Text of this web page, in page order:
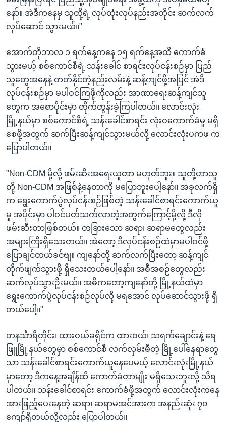
နော်။ အဲဒီကနေမှ သူတို့ရဲ့ လုပ်ထုံးလုပ်နည်းအတိုင်း ဆက်လက်
လုပ်ဆောင် သွားမယ်။"
အောက်တိုဘာလ ၁ ရက်နေ့ကနေ ၁၅ ရက်နေ့အထိ ကောက်ခံ
သွားမယ့် စစ်ကောင်စီရဲ့ သန်းခေါင် စာရင်းလုပ်ငန်းစဉ်မှာ ပြည်
သူတွေအနေနဲ့ တတ်နိုင်တဲ့နည်းလမ်းနဲ့ ဆန့်ကျင်ဖို့အပြင် အဲဒီ
လုပ်ငန်းစဉ်မှာ မပါဝင်ကြဖို့ကိုလည်း အာဏာရေးဆန့်ကျင်သူ
တွေက အစောပိုင်းမှာ တိုက်တွန်းခဲ့ကြပါတယ်။ လောင်းလုံး
မြို့နယ်မှာ စစ်ကောင်စီရဲ့ သန်းခေါင်စာရင်း လုံးဝကောက်ခံမှု မရှိ
စေဖို့အတွက် ဆက်ပြီးဆန့်ကျင်သွားမယ်လို့ လောင်းလုံးပကဖ က
ပြောပါတယ်။
"Non-CDM မို့လို့ ဖမ်းဆီးအရေးယူတာ မဟုတ်ဘူး။ သူတို့ဟာသူ
တို့ Non-CDM အဖြစ်နဲ့နေတာကို မပြောဘူးပေါ့နော်။ အခုလက်ရှိ
က ရွေးကောက်ပွဲလုပ်ငန်းစဉ်ဖြစ်တဲ့ သန်းခေါင်စာရင်းကောက်ယူ
မှု အပိုင်းမှာ ပါဝင်ပတ်သက်လာတဲ့အတွက်ကြောင့်မို့လို့ ဒီလို
ဖမ်းဆီးတာဖြစ်တယ်။ တခြားသော ဆရာ၊ ဆရာမတွေလည်း
အများကြီးရှိသေးတယ်။ အဲတော့ ဒီလုပ်ငန်းစဉ်ထဲမှာမပါဝင်ဖို့
ပြောချင်တယ်ခင်ဗျ။ ကျနော်တို့ ဆက်လက်ပြီးတော့ ဆန့်ကျင်
တိုက်ဖျက်သွားဖို့ ရှိသေးတယ်ပေါ့နော်။ အစီအစဉ်တွေလည်း
ဆက်လုပ်သွားဦးမယ်။ အဓိကတော့ကျနော်တို့ မြို့နယ်ထဲမှာ
ရွေးကောက်ပွဲလုပ်ငန်းစဉ်လုပ်လို့ မရအောင် လုပ်ဆောင်သွားဖို့ ရှိ
တယ်ပေါ့။"
တနင်္သာရီတိုင်း၊ ထားဝယ်ခရိုင်က ထားဝယ်၊ သရက်ချောင်းနဲ့ ရေ
ဖြူမြို့နယ်တွေမှာ စစ်ကောင်စီ လက်လှမ်းမီတဲ့ မြို့ပေါ်နေရာတွေ
သာ သန်းခေါင်စာရင်းကောက်ယူနေပေမယ့် လောင်းလုံးမြို့နယ်
မှာတော့ ဒီကနေ့အချိန်ထိ ကောက်ခံတာမျိုး မရှိသေးဘူးလို့ သိရ
ပါတယ်။ သန်းခေါင်စာရင်း ကောက်ခံဖို့အတွက် လောင်းလုံးကနေ
အားဖြည့်ပေးနေတဲ့ ဆရာ၊ ဆရာမအင်အားက အနည်းဆုံး ၇၀
ကျော်ရှိတယ်လို့လည်း ပြောပါတယ်။